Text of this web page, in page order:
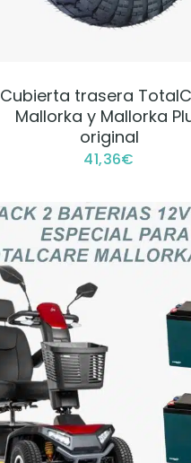
VER PRODUCTO
Cubierta trasera
Mallorka y Mallorka
original
41,36€